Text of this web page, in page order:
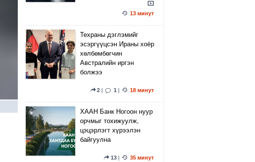
13 минут
Техраны дэглэмийг
эсэргүүцсэн Ираны хоёр
хөлбөмбөгчин
Австралийн иргэн
болжээ
2 | 1 | 18 минут
ХААН Банк Ногоон нуур
орчмыг тохижуулж,
цэцэрлэгт хүрээлэн
байгуулна
13| 35 минут